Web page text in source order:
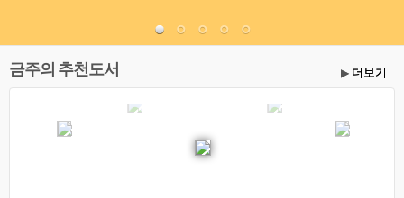
금주의 추천도서 ▶ 더보기